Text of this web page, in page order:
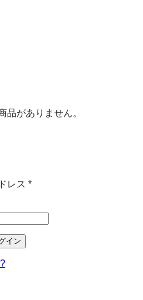
品がありません。
レス *必
イン